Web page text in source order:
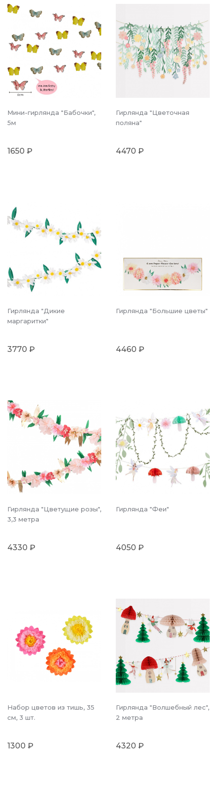
Мини-гирлянда "Бабочки",
5м
1650 ₽
Гирлянда "Цветочная
поляна"
4470 ₽
Гирлянда "Дикие
маргаритки"
3770 ₽
Гирлянда "Большие цветы"
4460 ₽
Гирлянда "Цветущие розы",
3,3 метра
4330 ₽
Гирлянда "Феи"
4050 ₽
Набор цветов из тишь, 35
см, 3 шт.
1300 ₽
Гирлянда "Волшебный лес",
2 метра
4320 ₽